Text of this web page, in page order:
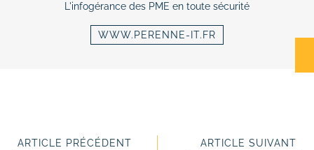
L'infogérance des PME en toute sécurité
WWW.PERENNE-IT.FR
ARTICLE PRÉCÉDENT ARTICLE SUIVANT